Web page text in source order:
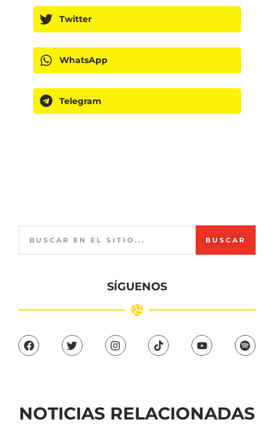
Twitter
WhatsApp
Telegram
BUSCAR
SÍGUENOS
NOTICIAS RELACIONADAS